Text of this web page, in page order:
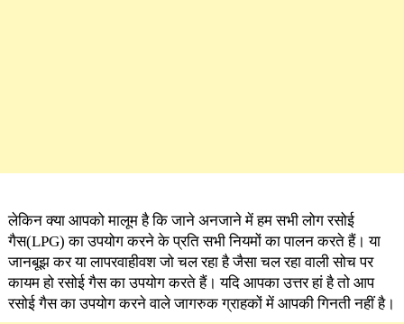
लेकिन क्या आपको मालूम है कि जाने अनजाने में हम सभी लोग रसोई
गैस(LPG) का उपयोग करने के प्रति सभी नियमों का पालन करते हैं। या
जानबूझ कर या लापरवाहीवश जो चल रहा है जैसा चल रहा वाली सोच पर
कायम हो रसोई गैस का उपयोग करते हैं। यदि आपका उत्तर हां है तो आप
रसोई गैस का उपयोग करने वाले जागरुक ग्राहकों में आपकी गिनती नहीं है।